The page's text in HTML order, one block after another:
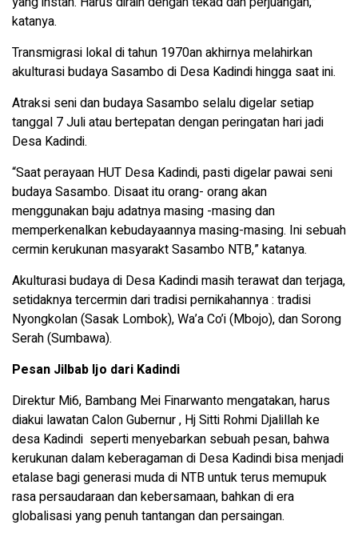
katanya.
Transmigrasi lokal di tahun 1970an akhirnya melahirkan
akulturasi budaya Sasambo di Desa Kadindi hingga saat ini.
Atraksi seni dan budaya Sasambo selalu digelar setiap
tanggal 7 Juli atau bertepatan dengan peringatan hari jadi
Desa Kadindi.
“Saat perayaan HUT Desa Kadindi, pasti digelar pawai seni
budaya Sasambo. Disaat itu orang- orang akan
menggunakan baju adatnya masing -masing dan
memperkenalkan kebudayaannya masing-masing. Ini sebuah
cermin kerukunan masyarakt Sasambo NTB,” katanya.
Akulturasi budaya di Desa Kadindi masih terawat dan terjaga,
setidaknya tercermin dari tradisi pernikahannya : tradisi
Nyongkolan (Sasak Lombok), Wa’a Co’i (Mbojo), dan Sorong
Serah (Sumbawa).
Pesan Jilbab Ijo dari Kadindi
Direktur Mi6, Bambang Mei Finarwanto mengatakan, harus
diakui lawatan Calon Gubernur , Hj Sitti Rohmi Djalillah ke
desa Kadindi seperti menyebarkan sebuah pesan, bahwa
kerukunan dalam keberagaman di Desa Kadindi bisa menjadi
etalase bagi generasi muda di NTB untuk terus memupuk
rasa persaudaraan dan kebersamaan, bahkan di era
globalisasi yang penuh tantangan dan persaingan.